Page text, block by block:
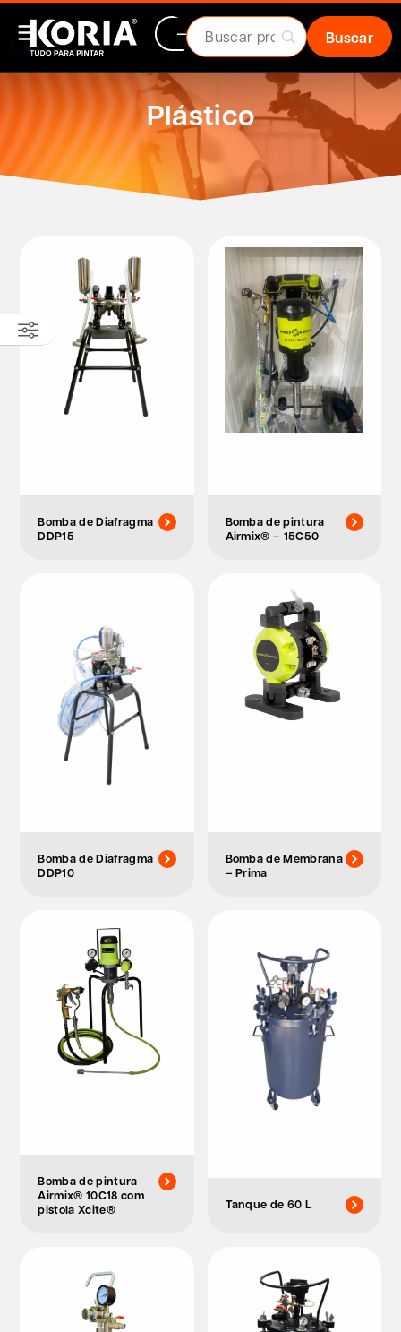
Plástico
Bomba de Diafragma
DDP15
Bomba de pintura
Airmix® – 15C50
Bomba de Diafragma
DDP10
Bomba de Membrana
– Prima
Bomba de pintura
Airmix® 10C18 com
pistola Xcite®
Tanque de 60 L